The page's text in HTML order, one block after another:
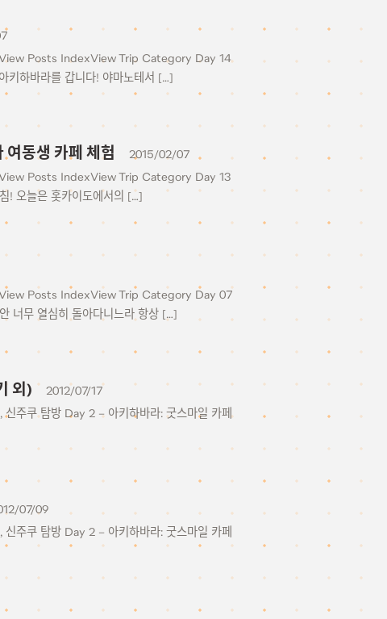
Posts IndexView Trip Category Day 14
키하바라를 갑니다! 야마노테서 […]
동생 카페 체험
2015/02/07
Posts IndexView Trip Category Day 13
! 오늘은 홋카이도에서의 […]
Posts IndexView Trip Category Day 07
너무 열심히 돌아다니느라 항상 […]
외)
2012/07/17
주쿠 탐방 Day 2 – 아키하바라: 굿스마일 카페
07/09
주쿠 탐방 Day 2 – 아키하바라: 굿스마일 카페